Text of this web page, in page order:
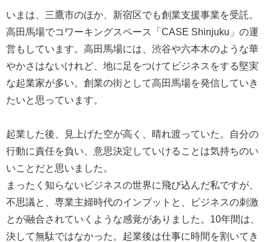
いまは、三鷹市のほか、新宿区でも創業支援事業を受託。
高田馬場でコワーキングスペース「CASE Shinjuku」の運
営もしています。高田馬場には、渋谷や六本木のような華
やかさはないけれど、地に足をつけてビジネスをする堅実
な起業家が多い。創業の街として高田馬場を発信していき
たいと思っています。
起業した後、見上げた空が高く、晴れ渡っていた。自分の
行動に責任を負い、意思決定していけることは気持ちのい
いことだと思いました。
まったく知らないビジネスの世界に飛び込んだ私ですが、
不思議と、専業主婦時代のインプットと、ビジネスの刺激
とが融合されていくような感覚がありました。10年間は、
決して無駄ではなかった。起業後は仕事に時間を割いてき